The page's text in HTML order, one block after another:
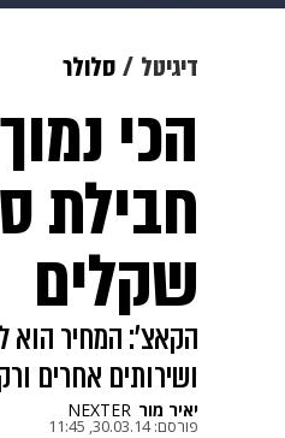
דיגיטל
דיגיטל סלולר
הכי
שקלים
הקאצ': המחיר הוא
ושירותים אחרים ורק ל-9 החודשים שנותרו עד סוף
יאיר מור NEXTER
פורסם:30.03.14, 11:45